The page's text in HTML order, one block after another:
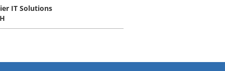
IT Solutions